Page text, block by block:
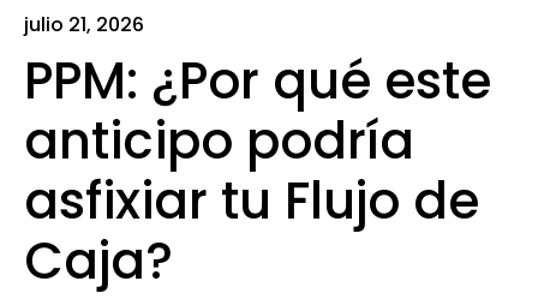
julio 21, 2026
PPM: ¿Por qué este
anticipo podría
asfixiar tu Flujo de
Caja?